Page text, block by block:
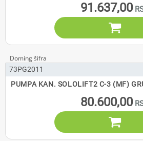
91.637,00

73PG2011
PUMPA KAN. SOLOLIFT2 C-3 (MF)
80.600,00
